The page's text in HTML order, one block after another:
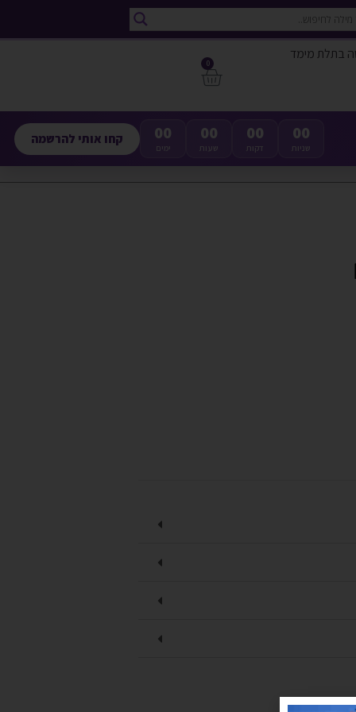
בתלת מימד
0
00
ימים
00
שעות
00
דקות
00
שניות
קחו אותי להרשמה